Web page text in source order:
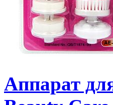
Аппарат